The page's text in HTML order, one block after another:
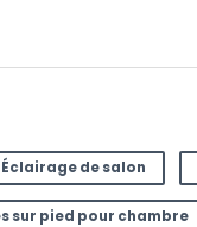
Éclairage de salon
sur pied pour chambre